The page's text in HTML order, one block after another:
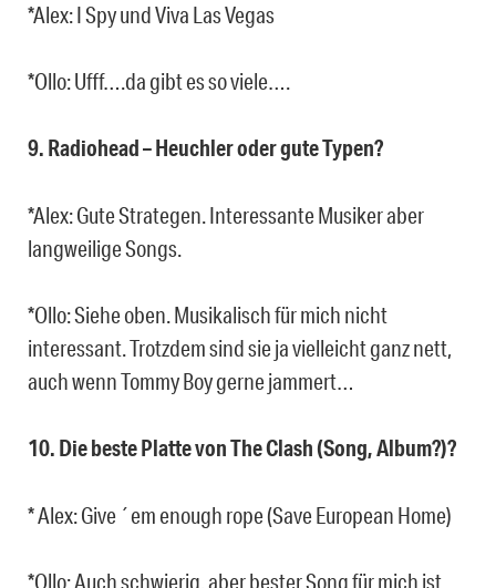
*Alex: I Spy und Viva Las Vegas
*Ollo: Ufff….da gibt es so viele….
9. Radiohead – Heuchler oder gute Typen?
*Alex: Gute Strategen. Interessante Musiker aber
langweilige Songs.
*Ollo: Siehe oben. Musikalisch für mich nicht
interessant. Trotzdem sind sie ja vielleicht ganz nett,
auch wenn Tommy Boy gerne jammert…
10. Die beste Platte von The Clash (Song, Album?)?
* Alex: Give ´em enough rope (Save European Home)
*Ollo: Auch schwierig, aber bester Song für mich ist